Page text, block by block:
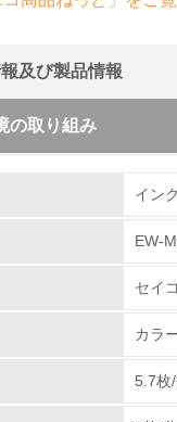
及び製品情報
の取り組み
ッジの回収・
階からReduce(
サイクルを進め
ーカートリッジ
どに再生していま
イン
EW-
セイ
カラ
5.7枚